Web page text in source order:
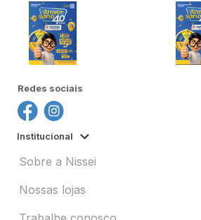
Redes sociais
Institucional
Sobre a Nissei
Nossas lojas